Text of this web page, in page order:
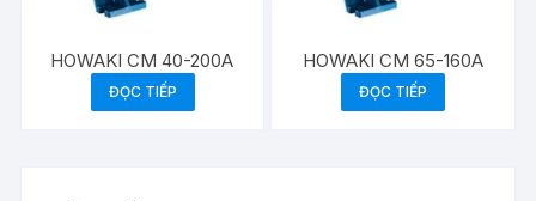
HOWAKI CM 40-200A
ĐỌC TIẾP
HOWAKI CM 65-160A
ĐỌC TIẾP